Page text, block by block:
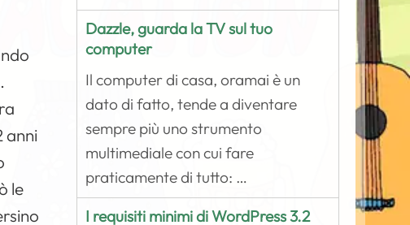
anni
le
Dazzle, guarda la TV sul tuo
computer
Il computer di casa, oramai è un
dato di fatto, tende a diventare
sempre più uno strumento
multimediale con cui fare
praticamente di tutto: …
I requisiti minimi di WordPress 3.2